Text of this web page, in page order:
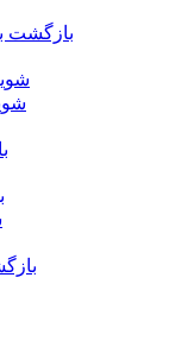
بازگشت